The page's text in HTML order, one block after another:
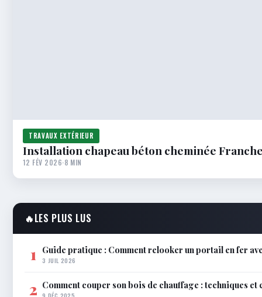
TRAVAUX EXTÉRIEUR
Installation chapeau béton cheminée
12 FÉV 2026·8 MIN
🔥LES PLUS LUS
1 Guide pratique : Comment relooker un portail en fer
3 JUIL 2026
2 Comment couper son bois de chauffage : techniques et
9 DÉC 2025